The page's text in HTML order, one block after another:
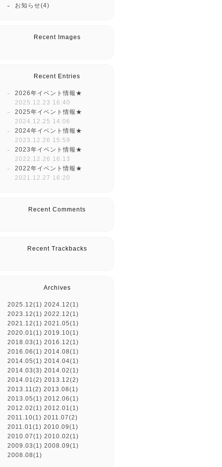
お知らせ(4)
Recent Images
Recent Entries
2026年イベント情報★
2025.12.23 16:40
2025年イベント情報★
2024.12.25 14:06
2024年イベント情報★
2023.12.26 15:59
2023年イベント情報★
2022.12.26 16:13
2022年イベント情報★
2021.12.27 16:20
Recent Comments
Recent Trackbacks
Archives
2025.12(1) 2024.12(1)
2023.12(1) 2022.12(1)
2021.12(1) 2021.05(1)
2020.01(1) 2019.10(1)
2018.03(1) 2016.12(1)
2016.06(1) 2014.08(1)
2014.05(1) 2014.04(1)
2014.03(3) 2014.02(1)
2014.01(2) 2013.12(2)
2013.11(2) 2013.08(1)
2013.05(1) 2012.06(1)
2012.02(1) 2012.01(1)
2011.10(1) 2011.07(2)
2011.01(1) 2010.09(1)
2010.07(1) 2010.02(1)
2009.03(1) 2008.09(1)
2008.08(1)